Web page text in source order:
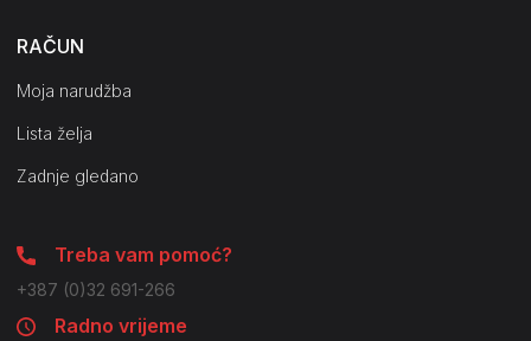
RAČUN
Moja narudžba
Lista želja
Zadnje gledano
Treba vam pomoć?
+387 (0)32 691-266
Radno vrijeme